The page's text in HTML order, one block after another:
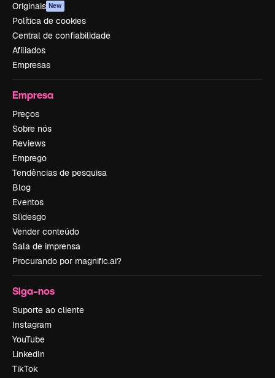
Originais New
Política de cookies
Central de confiabilidade
Afiliados
Empresas
Empresa
Preços
Sobre nós
Reviews
Emprego
Tendências de pesquisa
Blog
Eventos
Slidesgo
Vender conteúdo
Sala de imprensa
Procurando por magnific.ai?
Siga-nos
Suporte ao cliente
Instagram
YouTube
LinkedIn
TikTok